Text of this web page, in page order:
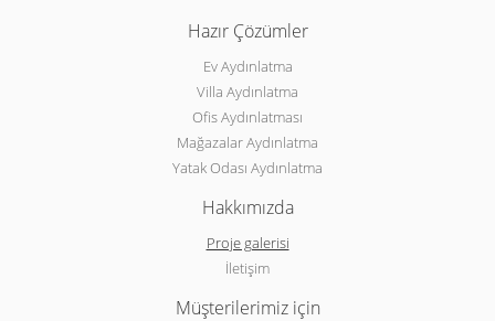
Hazır Çözümler
Ev Aydınlatma
Villa Aydınlatma
Ofis Aydınlatması
Mağazalar Aydınlatma
Yatak Odası Aydınlatma
Hakkımızda
Proje galerisi
İletişim
Müşterilerimiz için